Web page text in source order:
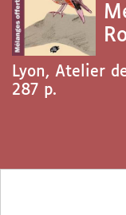
Lyon, Atelier
287 p.